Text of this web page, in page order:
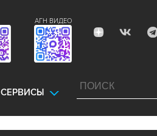
АГН ВИДЕО
СЕРВИСЫ